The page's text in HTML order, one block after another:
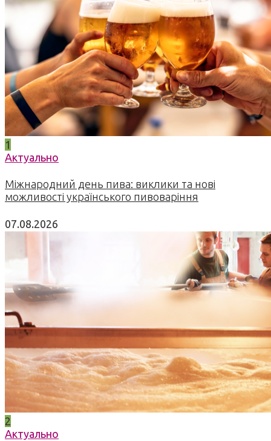
1
Актуально
Міжнародний день пива: виклики та нові
можливості українського пивоваріння
07.08.2026
2
Актуально